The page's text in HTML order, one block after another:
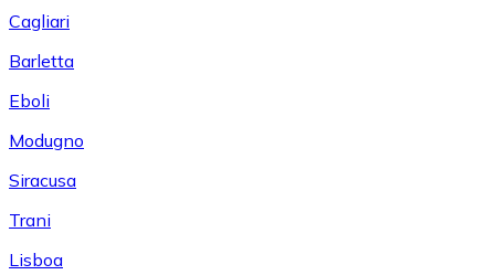
Cagliari
Barletta
Eboli
Modugno
Siracusa
Trani
Lisboa